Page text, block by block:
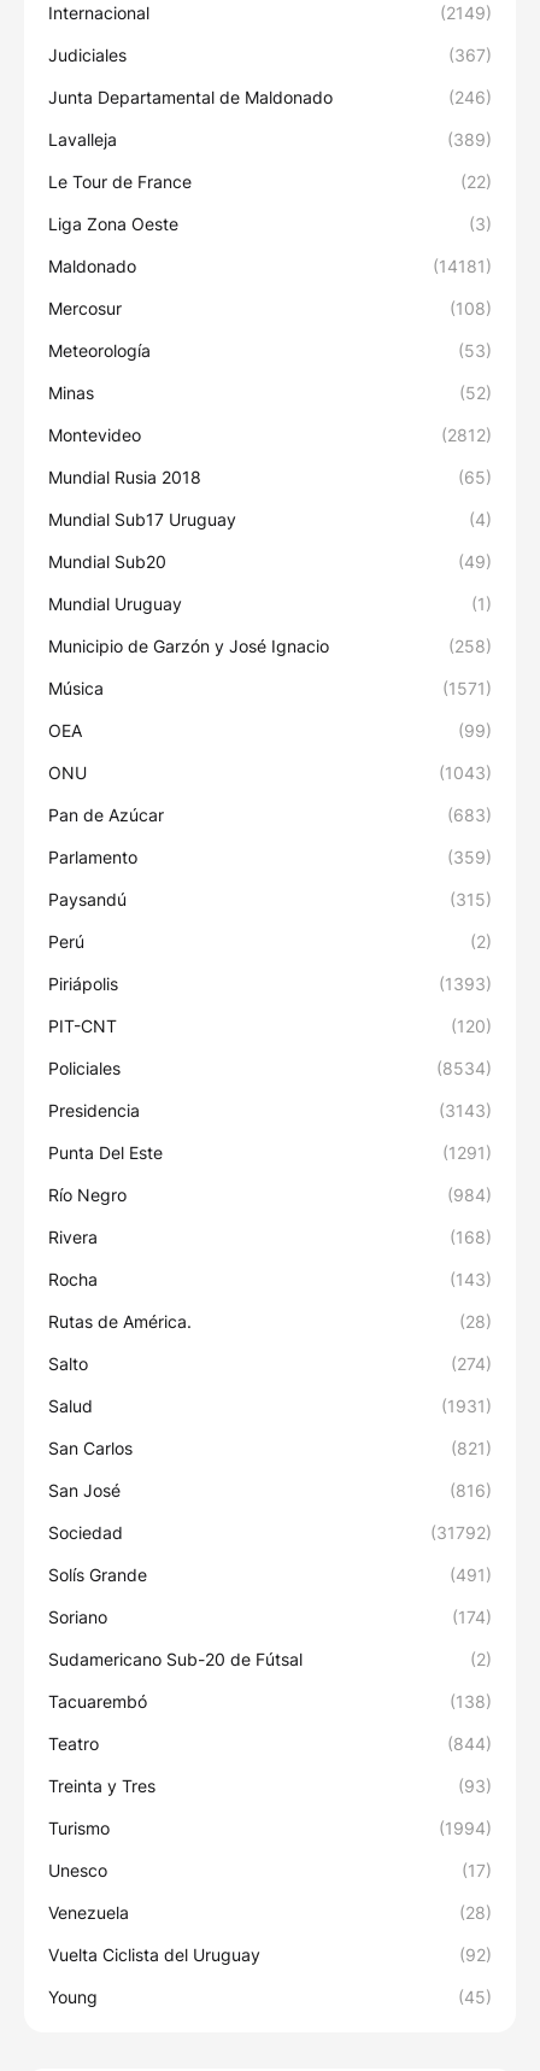
Internacional (2149)
Judiciales (367)
Junta Departamental de Maldonado (246)
Lavalleja (389)
Le Tour de France (22)
Liga Zona Oeste (3)
Maldonado (14181)
Mercosur (108)
Meteorología (53)
Minas (52)
Montevideo (2812)
Mundial Rusia 2018 (65)
Mundial Sub17 Uruguay (4)
Mundial Sub20 (49)
Mundial Uruguay (1)
Municipio de Garzón y José Ignacio (258)
Música (1571)
OEA (99)
ONU (1043)
Pan de Azúcar (683)
Parlamento (359)
Paysandú (315)
Perú (2)
Piriápolis (1393)
PIT-CNT (120)
Policiales (8534)
Presidencia (3143)
Punta Del Este (1291)
Río Negro (984)
Rivera (168)
Rocha (143)
Rutas de América. (28)
Salto (274)
Salud (1931)
San Carlos (821)
San José (816)
Sociedad (31792)
Solís Grande (491)
Soriano (174)
Sudamericano Sub-20 de Fútsal (2)
Tacuarembó (138)
Teatro (844)
Treinta y Tres (93)
Turismo (1994)
Unesco (17)
Venezuela (28)
Vuelta Ciclista del Uruguay (92)
Young (45)